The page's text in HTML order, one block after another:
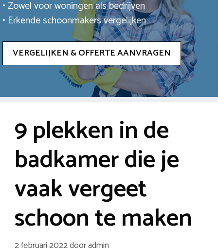
• Zowel voor woningen als bedrijven
• Erkende schoonmakers vergelijken
VERGELIJKEN & OFFERTE AANVRAGEN
9 plekken in de
badkamer die je
vaak vergeet
schoon te maken